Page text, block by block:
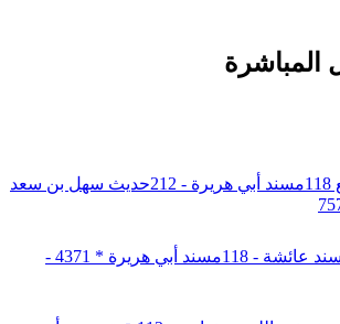
المباشرة
المجلد الخامس: تابع 118مسند أبي هريرة - 212حديث سهل بن سعد
المجلد الرابع: 114مسند عائشة - 118مسند أبي هريرة * 4371 -